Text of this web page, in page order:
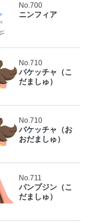
No.700
ニンフィア
No.710
バケッチャ（こ
だましゅ）
No.710
バケッチャ（お
おだましゅ）
No.711
パンプジン（こ
だましゅ）